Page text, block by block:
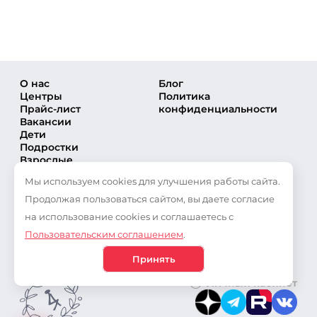
+7 (495) 648-60-08
Подольск
+7 (495) 648-60-08
Написать в ВКонтакте
Северный
+7 (495) 648-60-08
Написать в ВКонтакте
Написать в ВКонтакте
О нас
Центры
Прайс-лист
Вакансии
Дети
Подростки
Взрослые
Секции
Тренеры
Частые вопросы
Новости
Блог
Политика
конфиденциальности
Личный кабинет
Мы используем cookies для улучшения работы сайта.
Продолжая пользоваться сайтом, вы даете согласие
на использование cookies и соглашаетесь с
Пользовательским соглашением.
Принять